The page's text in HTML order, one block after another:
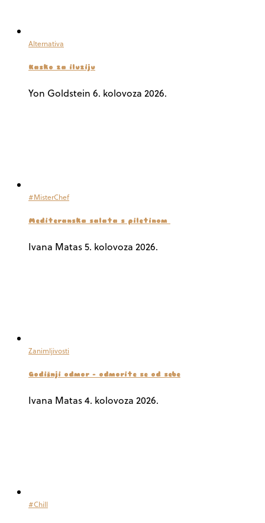
Alternativa
Kasko za iluziju
Yon Goldstein 6. kolovoza 2026.
#MisterChef
Mediteranska salata s piletinom
Ivana Matas5. kolovoza 2026.
Zanimljivosti
Godišnji odmor – odmorite se od sebe
Ivana Matas4. kolovoza 2026.
#Chill